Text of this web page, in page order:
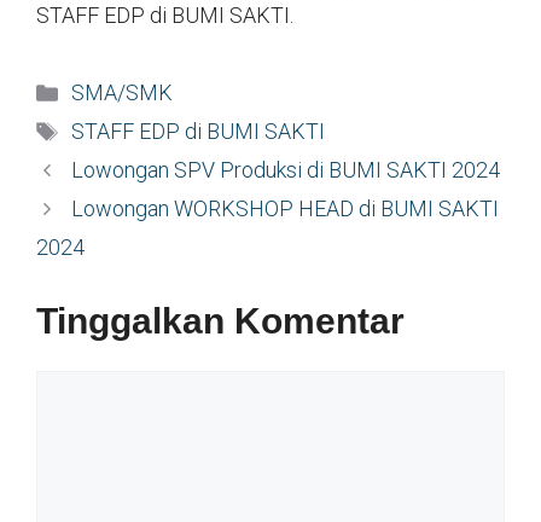
STAFF EDP di BUMI SAKTI.
Kategori
SMA/SMK
Tag
STAFF EDP di BUMI SAKTI
Lowongan SPV Produksi di BUMI SAKTI 2024
Lowongan WORKSHOP HEAD di BUMI SAKTI
2024
Tinggalkan Komentar